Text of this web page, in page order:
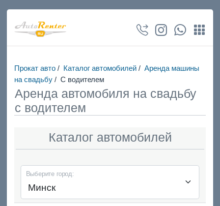
Прокат авто/ Каталог автомобилей/ Аренда машины
на свадьбу/ С водителем
Аренда автомобиля на свадьбу
с водителем
Каталог автомобилей
Выберите город: